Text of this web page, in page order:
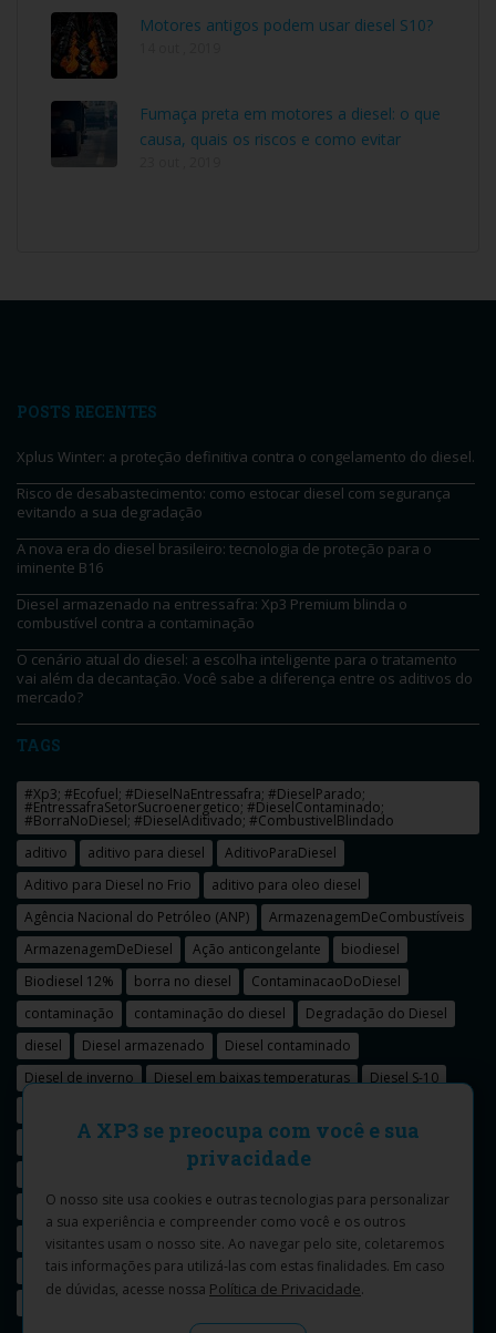
Motores antigos podem usar diesel S10?
Fumaça preta em motores a diesel: o que
causa, quais os riscos e como evitar
POSTS RECENTES
Xplus Winter: a proteção definitiva contra o congelamento do diesel.
Risco de desabastecimento: como estocar diesel com segurança
evitando a sua degradação
A nova era do diesel brasileiro: tecnologia de proteção para o
iminente B16
Diesel armazenado na entressafra: Xp3 Premium blinda o
combustível contra a contaminação
O cenário atual do diesel: a escolha inteligente para o tratamento
vai além da decantação. Você sabe a diferença entre os aditivos do
mercado?
TAGS
#Xp3; #Ecofuel; #DieselNaEntressafra; #DieselParado;
#EntressafraSetorSucroenergetico; #DieselContaminado;
#BorraNoDiesel; #DieselAditivado; #CombustivelBlindado
aditivo
aditivo para diesel
AditivoParaDiesel
Aditivo para Diesel no Frio
aditivo para oleo diesel
Agência Nacional do Petróleo (ANP)
ArmazenagemDeCombustíveis
ArmazenagemDeDiesel
Ação anticongelante
biodiesel
Biodiesel 12%
borra no diesel
ContaminacaoDoDiesel
contaminação
contaminação do diesel
Degradação do Diesel
diesel
Diesel armazenado
Diesel contaminado
Diesel de inverno
Diesel em baixas temperaturas
Diesel S-10
fumaça preta girassol LINHA XP3
lixas
oleo diesel
Ponto de Entupimento de Filtro a Frio
Ponto de fluidez do diesel
PrecoDeCombustiveis
PrecoDoDiesel
qualidade
seguro internacional
seguro internacional do XP3 soja
xp3
A XP3 se preocupa com você e sua
privacidade
O nosso site usa cookies e outras tecnologias para personalizar
a sua experiência e compreender como você e os outros
visitantes usam o nosso site. Ao navegar pelo site, coletaremos
tais informações para utilizá-las com estas finalidades. Em caso
de dúvidas, acesse nossa Política de Privacidade.